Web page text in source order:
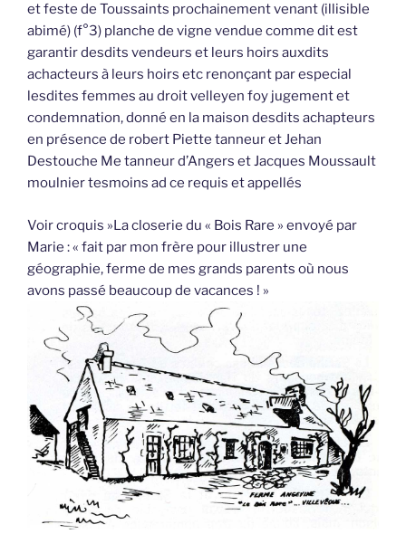
et feste de Toussaints prochainement venant (illisible
abimé) (f°3) planche de vigne vendue comme dit est
garantir desdits vendeurs et leurs hoirs auxdits
achacteurs à leurs hoirs etc renonçant par especial
lesdites femmes au droit velleyen foy jugement et
condemnation, donné en la maison desdits achapteurs
en présence de robert Piette tanneur et Jehan
Destouche Me tanneur d’Angers et Jacques Moussault
moulnier tesmoins ad ce requis et appellés
Voir croquis »La closerie du « Bois Rare » envoyé par
Marie : « fait par mon frère pour illustrer une
géographie, ferme de mes grands parents où nous
avons passé beaucoup de vacances ! »